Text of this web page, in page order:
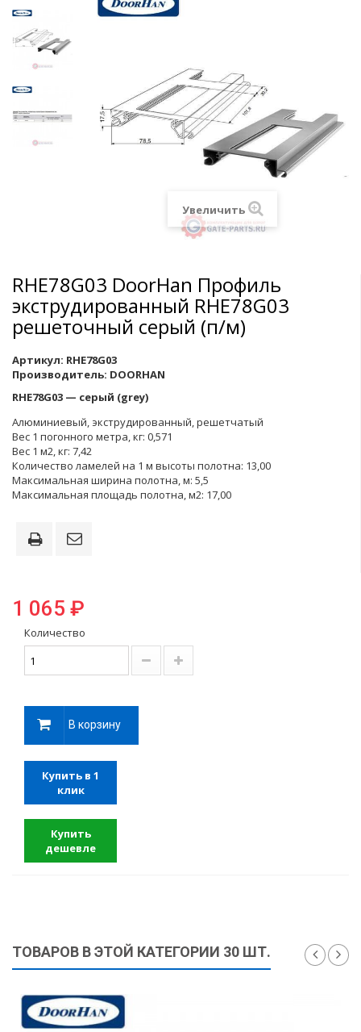
Увеличить
RHE78G03 DoorHan Профиль
экструдированный RHE78G03
решеточный серый (п/м)
Артикул: RHE78G03
Производитель: DOORHAN
RНЕ78G03 — серый (grey)
Алюминиевый, экструдированный, решетчатый
Вес 1 погонного метра, кг: 0,571
Вес 1 м2, кг: 7,42
Количество ламелей на 1 м высоты полотна: 13,00
Максимальная ширина полотна, м: 5,5
Максимальная площадь полотна, м2: 17,00
1 065 ₽
Количество
В корзину
Купить в 1
клик
Купить
дешевле
ТОВАРОВ В ЭТОЙ КАТЕГОРИИ 30 ШТ.